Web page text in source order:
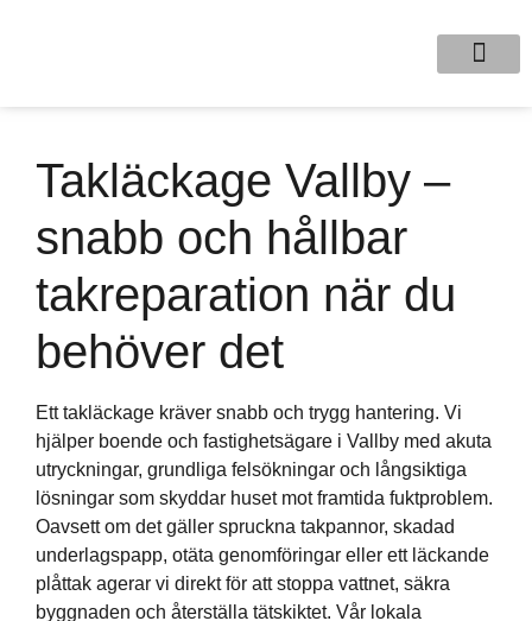
Takläckage Vallby –
snabb och hållbar
takreparation när du
behöver det
Ett takläckage kräver snabb och trygg hantering. Vi
hjälper boende och fastighetsägare i Vallby med akuta
utryckningar, grundliga felsökningar och långsiktiga
lösningar som skyddar huset mot framtida fuktproblem.
Oavsett om det gäller spruckna takpannor, skadad
underlagspapp, otäta genomföringar eller ett läckande
plåttak agerar vi direkt för att stoppa vattnet, säkra
byggnaden och återställa tätskiktet. Vår lokala